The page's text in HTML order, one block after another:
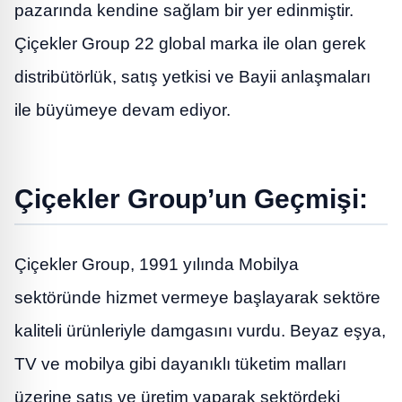
pazarında kendine sağlam bir yer edinmiştir.
Çiçekler Group 22 global marka ile olan gerek
distribütörlük, satış yetkisi ve Bayii anlaşmaları
ile büyümeye devam ediyor.
Çiçekler Group’un Geçmişi:
Çiçekler Group, 1991 yılında Mobilya
sektöründe hizmet vermeye başlayarak sektöre
kaliteli ürünleriyle damgasını vurdu. Beyaz eşya,
TV ve mobilya gibi dayanıklı tüketim malları
üzerine satış ve üretim yaparak sektördeki